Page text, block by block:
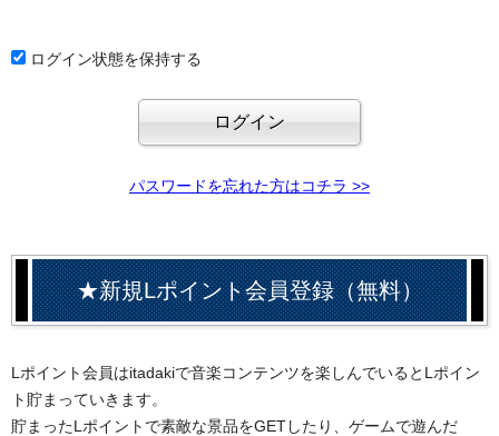
ログイン状態を保持する
パスワードを忘れた方はコチラ >>
★新規Lポイント会員登録（無料）
Lポイント会員はitadakiで音楽コンテンツを楽しんでいるとLポイン
ト貯まっていきます。
貯まったLポイントで素敵な景品をGETしたり、ゲームで遊んだ